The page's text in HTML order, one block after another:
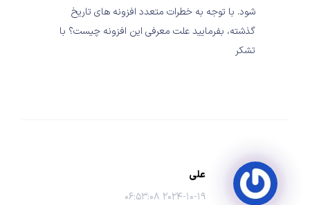
شود. با توجه به خطرات متعدد افزونه های تاریخ
گذشته، بفرمایید علت معرفی این افزونه چیست؟ با
تشکر
علی
۲۰۲۴-۱۰-۱۹ ۰۶:۵۳:۰۸